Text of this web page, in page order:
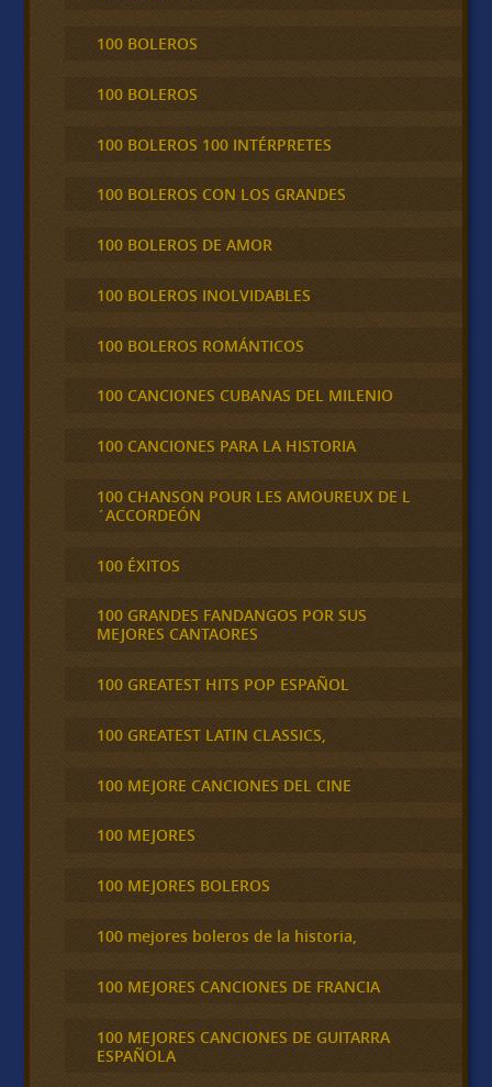
100 BOLEROS
100 BOLEROS
100 BOLEROS 100 INTÉRPRETES
100 BOLEROS CON LOS GRANDES
100 BOLEROS DE AMOR
100 BOLEROS INOLVIDABLES
100 BOLEROS ROMÁNTICOS
100 CANCIONES CUBANAS DEL MILENIO
100 CANCIONES PARA LA HISTORIA
100 CHANSON POUR LES AMOUREUX DE L
´ACCORDEÓN
100 ÉXITOS
100 GRANDES FANDANGOS POR SUS
MEJORES CANTAORES
100 GREATEST HITS POP ESPAÑOL
100 GREATEST LATIN CLASSICS,
100 MEJORE CANCIONES DEL CINE
100 MEJORES
100 MEJORES BOLEROS
100 mejores boleros de la historia,
100 MEJORES CANCIONES DE FRANCIA
100 MEJORES CANCIONES DE GUITARRA
ESPAÑOLA